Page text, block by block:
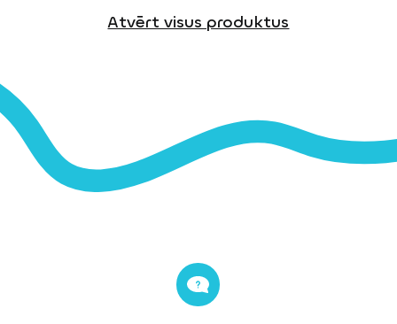
Atvērt visus produktus